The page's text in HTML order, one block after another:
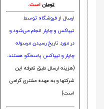
تومان است.
ارسال از فروشگاه توسط
تیپاکس و چاپار انجام می‌شود و
در مورد تاریخ رسیدن مرسوله
چاپار و تیپاکس پاسخگو هستند.
(هزینه ارسال طبق تعرفه این
شرکتها و به عهده مشتری گرامی
است)